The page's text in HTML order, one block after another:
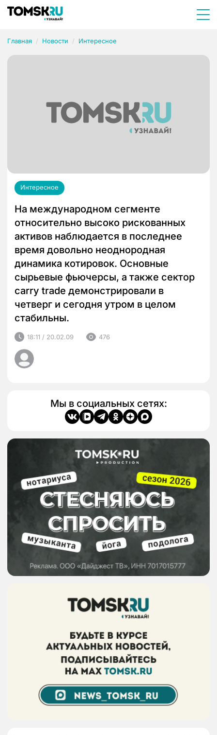
Главная Новости Интересное
Интересное
На международном сегменте
относительно высоко рискованных
активов наблюдается в последнее
время довольно неоднородная
динамика котировок. Основные
сырьевые фьючерсы, а также сектор
carry trade демонстрировали в
четверг и сегодня утром в целом
стабильны.
18:11 / 20.02.09 476
Мы в социальных сетях: